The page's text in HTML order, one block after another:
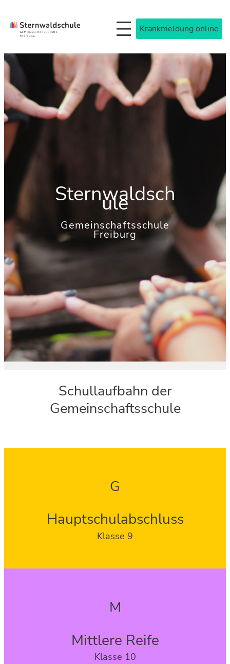
Inhalt
Krankmeldung online
Sternwaldsch
ule
Gemeinschaftsschule
Freiburg
Schullaufbahn der
Gemeinschaftsschule
G
Hauptschulabschluss
Klasse 9
M
Mittlere Reife
Klasse 10